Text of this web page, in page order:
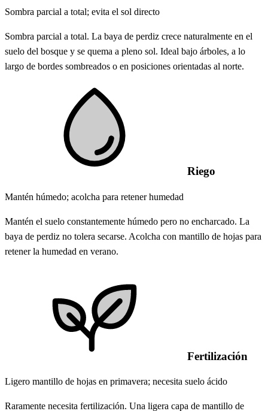
Sombra parcial a total; evita el sol directo
Sombra parcial a total. La baya de perdiz crece naturalmente en el
suelo del bosque y se quema a pleno sol. Ideal bajo árboles, a lo
largo de bordes sombreados o en posiciones orientadas al norte.
Riego
Mantén húmedo; acolcha para retener humedad
Mantén el suelo constantemente húmedo pero no encharcado. La
baya de perdiz no tolera secarse. Acolcha con mantillo de hojas para
retener la humedad en verano.
Fertilización
Ligero mantillo de hojas en primavera; necesita suelo ácido
Raramente necesita fertilización. Una ligera capa de mantillo de